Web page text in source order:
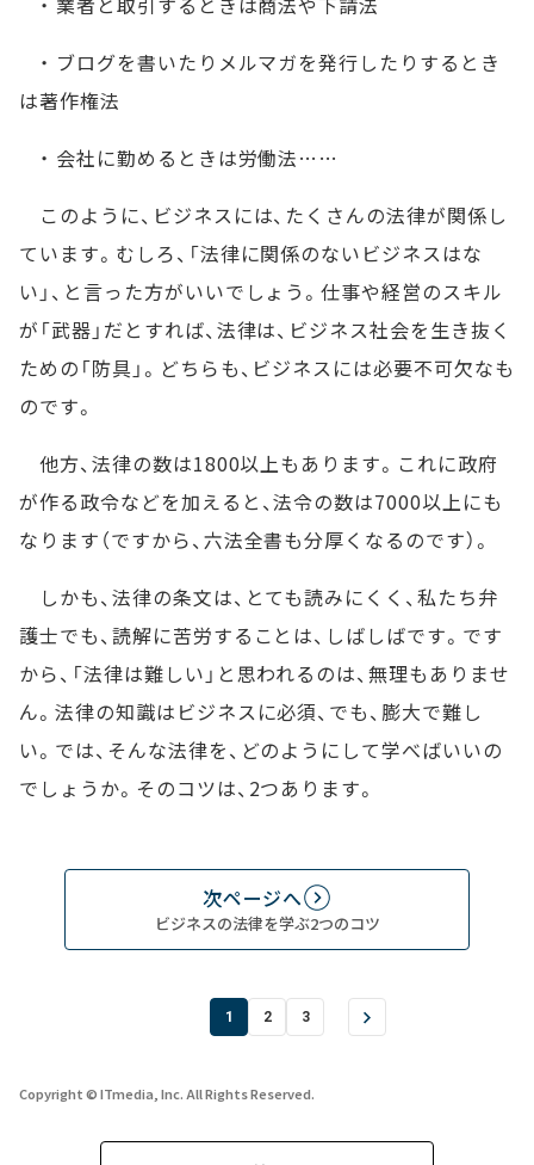
・ ブログを書いたりメルマガを発行したりするとき
は著作権法
・ 会社に勤めるときは労働法……
このように、ビジネスには、たくさんの法律が関係し
ています。むしろ、「法律に関係のないビジネスはな
い」、と言った方がいいでしょう。仕事や経営のスキル
が「武器」だとすれば、法律は、ビジネス社会を生き抜く
ための「防具」。どちらも、ビジネスには必要不可欠なも
のです。
他方、法律の数は1800以上もあります。これに政府
が作る政令などを加えると、法令の数は7000以上にも
なります（ですから、六法全書も分厚くなるのです）。
しかも、法律の条文は、とても読みにくく、私たち弁
護士でも、読解に苦労することは、しばしばです。です
から、「法律は難しい」と思われるのは、無理もありませ
ん。法律の知識はビジネスに必須、でも、膨大で難し
い。では、そんな法律を、どのようにして学べばいいの
でしょうか。そのコツは、2つあります。
次ページへ
ビジネスの法律を学ぶ2つのコツ
1 2 3
Copyright © ITmedia, Inc. All Rights Reserved.